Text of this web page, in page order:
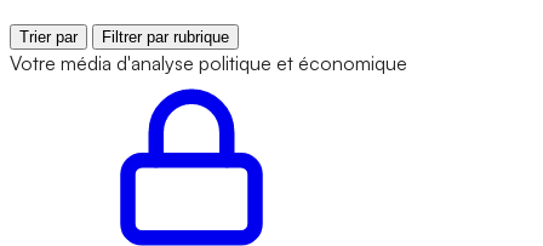
Trier par Filtrer par rubrique
Votre média d'analyse politique et économique